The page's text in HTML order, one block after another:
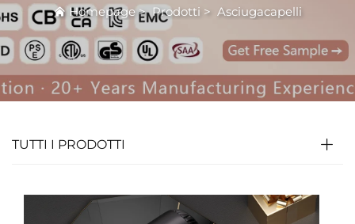
Homepage> Prodotti > Asciugacapelli
TUTTI I PRODOTTI